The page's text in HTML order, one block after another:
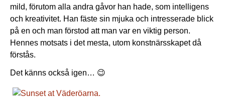
mild, förutom alla andra gåvor han hade, som intelligens
och kreativitet. Han fäste sin mjuka och intresserade blick
på en och man förstod att man var en viktig person.
Hennes motsats i det mesta, utom konstnärsskapet då
förstås.
Det känns också igen… 😉